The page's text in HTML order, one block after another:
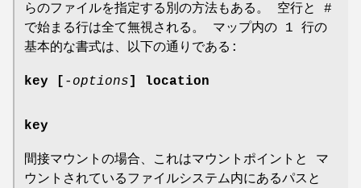
らのファイルを指定する別の方法もある。 空行と #
で始まる行は全て無視される。 マップ内の 1 行の
基本的な書式は、以下の通りである:
key [ -options] location
key
間接マウントの場合、これはマウントポイントと マ
ウントされているファイルシステム内にあるパスと